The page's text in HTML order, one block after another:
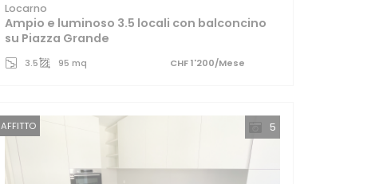
Locarno
Ampio e luminoso 3.5 locali con balconcino
su Piazza Grande
3.5 95 mq CHF 1'200/Mese
5
AFFITTO